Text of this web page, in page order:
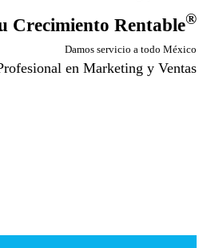
Crecimiento Rentable®
Damos servicio a todo México
en Marketing y Ventas